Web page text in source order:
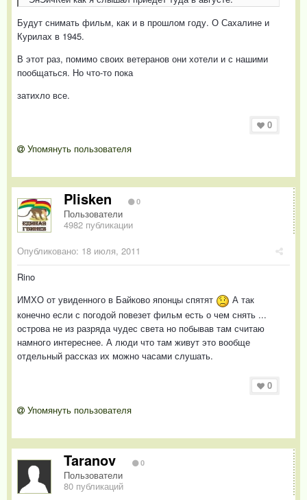
Будут снимать фильм, как и в прошлом году. О Сахалине и
Курилах в 1945.
В этот раз, помимо своих ветеранов они хотели и с нашими
пообщаться. Но что-то пока
затихло все.
0
Упомянуть пользователя
Plisken 0
Пользователи
4982 публикации
Опубликовано: 18 июля, 2011
Rino
ИМХО от увиденного в Байково японцы спятят
А так
конечно если с погодой повезет фильм есть о чем снять ...
острова не из разряда чудес света но побывав там считаю
намного интереснее. А люди что там живут это вообще
отдельный рассказ их можно часами слушать.
0
Упомянуть пользователя
Taranov 0
Пользователи
80 публикаций